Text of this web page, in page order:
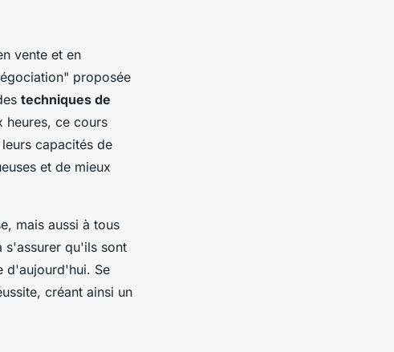
vente et en
proposée
techniques de
heures, ce cours
capacités de
et de mieux
mais aussi à tous
s'assurer qu'ils sont
d'aujourd'hui. Se
créant ainsi un